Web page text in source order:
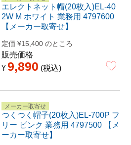
エレクトネット帽(20枚入)EL-40
2W M ホワイト 業務用 4797600
【メーカー取寄せ】
定価 ¥15,400 のところ
販売価格
¥9,890 税込
メーカー取寄せ
つくつく帽子(20枚入)EL-700P フ
リー ピンク 業務用 4797500 【メ
ーカー取寄せ】